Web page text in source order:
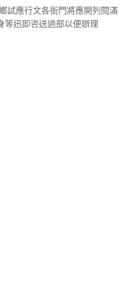
試應行文各衙門將應開列閱滿
等迅即咨送過部以便辦理